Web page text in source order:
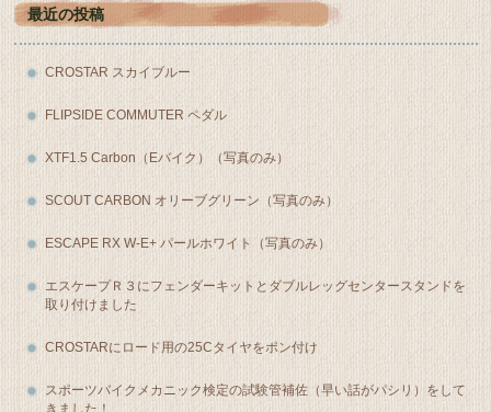
最近の投稿
CROSTAR スカイブルー
FLIPSIDE COMMUTER ペダル
XTF1.5 Carbon（Eバイク）（写真のみ）
SCOUT CARBON オリーブグリーン（写真のみ）
ESCAPE RX W-E+ パールホワイト（写真のみ）
エスケープＲ３にフェンダーキットとダブルレッグセンタースタンドを
取り付けました
CROSTARにロード用の25Cタイヤをポン付け
スポーツバイクメカニック検定の試験管補佐（早い話がパシリ）をして
きました！